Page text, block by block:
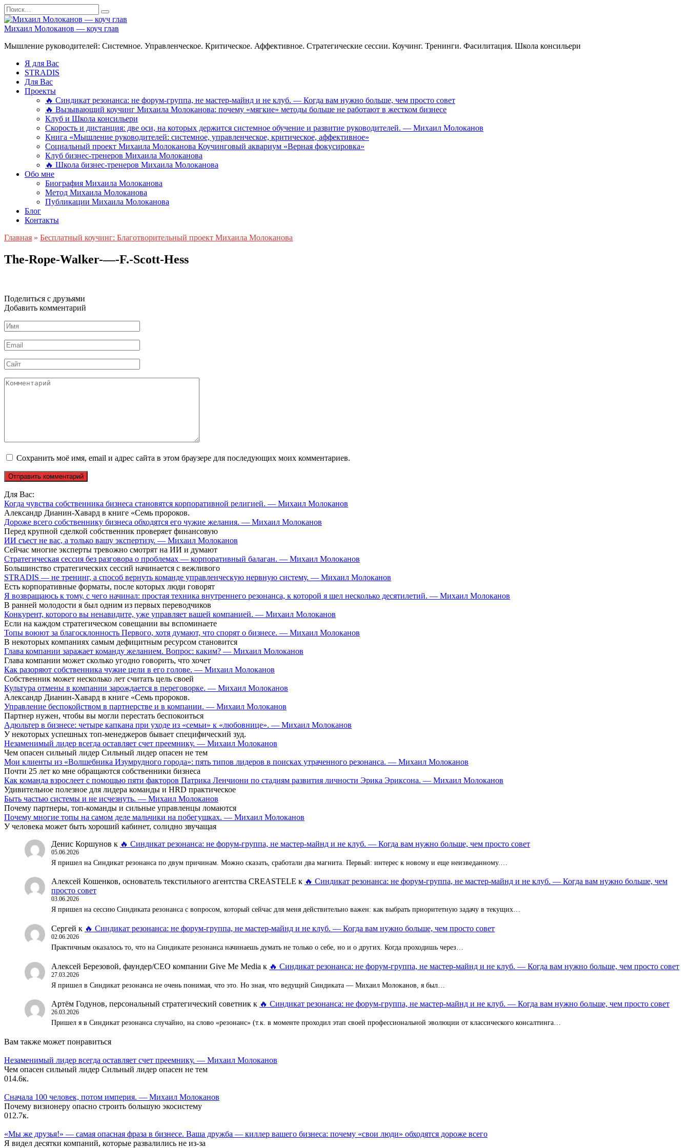
Перейти
к
содержанию
Search
for:
Михаил Молоканов — коуч глав
Мышление руководителей: Системное. Управленческое. Критическое. Аффективное. Стратегические сессии. Коучинг. Тренинги. Фасилитация. Школа консильери
Я для Вас
STRADIS
Для Вас
Проекты
🔥 Синдикат резонанса: не форум-группа, не мастер-майнд и не клуб. — Когда вам нужно больше, чем просто совет
🔥 Вызывающий коучинг Михаила Молоканова: почему «мягкие» методы больше не работают в жестком бизнесе
Клуб и Школа консильери
Скорость и дистанция: две оси, на которых держится системное обучение и развитие руководителей. — Михаил Молоканов
Книга «Мышление руководителей: системное, управленческое, критическое, аффективное»
Социальный проект Михаила Молоканова Коучинговый аквариум «Верная фокусировка»
Клуб бизнес-тренеров Михаила Молоканова
🔥 Школа бизнес-тренеров Михаила Молоканова
Обо мне
Биография Михаила Молоканова
Метод Михаила Молоканова
Публикации Михаила Молоканова
Блог
Контакты
Главная » Бесплатный коучинг: Благотворительный проект Михаила Молоканова
The-Rope-Walker-—-F.-Scott-Hess
Поделиться с друзьями
Добавить комментарий
Имя
*
Email
*
Сайт
Комментарий
Сохранить моё имя, email и адрес сайта в этом браузере для последующих моих комментариев.
Для Вас:
Когда чувства собственника бизнеса становятся корпоративной религией. — Михаил Молоканов
Александр Дианин-Хавард в книге «Семь пророков.
Дороже всего собственнику бизнеса обходятся его чужие желания. — Михаил Молоканов
Перед крупной сделкой собственник проверяет финансовую
ИИ съест не вас, а только вашу экспертизу. — Михаил Молоканов
Сейчас многие эксперты тревожно смотрят на ИИ и думают
Стратегическая сессия без разговора о проблемах — корпоративный балаган. — Михаил Молоканов
Большинство стратегических сессий начинается с вежливого
STRADIS — не тренинг, а способ вернуть команде управленческую нервную систему. — Михаил Молоканов
Есть корпоративные форматы, после которых люди говорят
Я возвращаюсь к тому, с чего начинал: простая техника внутреннего резонанса, к которой я шел несколько десятилетий. — Михаил Молоканов
В ранней молодости я был одним из первых переводчиков
Конкурент, которого вы ненавидите, уже управляет вашей компанией. — Михаил Молоканов
Если на каждом стратегическом совещании вы вспоминаете
Топы воюют за благосклонность Первого, хотя думают, что спорят о бизнесе. — Михаил Молоканов
В некоторых компаниях самым дефицитным ресурсом становится
Глава компании заражает команду желанием. Вопрос: каким? — Михаил Молоканов
Глава компании может сколько угодно говорить, что хочет
Как разоряют собственника чужие цели в его голове. — Михаил Молоканов
Собственник может несколько лет считать цель своей
Культура отмены в компании зарождается в переговорке. — Михаил Молоканов
Александр Дианин-Хавард в книге «Семь пророков.
Управление беспокойством в партнерстве и в компании. — Михаил Молоканов
Партнер нужен, чтобы вы могли перестать беспокоиться
Адюльтер в бизнесе: четыре капкана при уходе из «семьи» к «любовнице». — Михаил Молоканов
У некоторых успешных топ-менеджеров бывает специфический зуд.
Незаменимый лидер всегда оставляет счет преемнику. — Михаил Молоканов
Чем опасен сильный лидер Сильный лидер опасен не тем
Мои клиенты из «Волшебника Изумрудного города»: пять типов лидеров в поисках утраченного резонанса. — Михаил Молоканов
Почти 25 лет ко мне обращаются собственники бизнеса
Как команда взрослеет с помощью пяти факторов Патрика Ленчиони по стадиям развития личности Эрика Эриксона. — Михаил Молоканов
Удивительное полезное для лидера команды и HRD практическое
Быть частью системы и не исчезнуть. — Михаил Молоканов
Почему партнеры, топ-команды и сильные управленцы ломаются
Почему многие топы на самом деле мальчики на побегушках. — Михаил Молоканов
У человека может быть хороший кабинет, солидно звучащая
Денис Коршунов к 🔥 Синдикат резонанса: не форум-группа, не мастер-майнд и не клуб. — Когда вам нужно больше, чем просто совет
05.06.2026
Я пришел на Синдикат резонанса по двум причинам. Можно сказать, сработали два магнита. Первый: интерес к новому и еще неизведанному.…
Алексей Кошенков, основатель текстильного агентства CREASTELE к 🔥 Синдикат резонанса: не форум-группа, не мастер-майнд и не клуб. — Когда вам нужно больше, чем
просто совет
03.06.2026
Я пришел на сессию Синдиката резонанса с вопросом, который сейчас для меня действительно важен: как выбрать приоритетную задачу в текущих…
Сергей к 🔥 Синдикат резонанса: не форум-группа, не мастер-майнд и не клуб. — Когда вам нужно больше, чем просто совет
02.06.2026
Практичным оказалось то, что на Синдикате резонанса начинаешь думать не только о себе, но и о других. Когда проходишь через…
Алексей Березовой, фаундер/СЕО компании Give Me Media к 🔥 Синдикат резонанса: не форум-группа, не мастер-майнд и не клуб. — Когда вам нужно больше, чем просто совет
27.03.2026
Я пришел в Синдикат резонанса не очень понимая, что это. Но зная, что ведущий Синдиката — Михаил Молоканов, я был…
Артём Годунов, персональный стратегический советник к 🔥 Синдикат резонанса: не форум-группа, не мастер-майнд и не клуб. — Когда вам нужно больше, чем просто совет
26.03.2026
Пришел я в Синдикат резонанса случайно, на слово «резонанс» (т.к. в моменте проходил этап своей профессиональной эволюции от классического консалтинга…
Вам также может понравиться
Незаменимый лидер всегда оставляет счет преемнику. — Михаил Молоканов
Чем опасен сильный лидер Сильный лидер опасен не тем
014.6к.
Сначала 100 человек, потом империя. — Михаил Молоканов
Почему визионеру опасно строить большую экосистему
012.7к.
«Мы же друзья!» — самая опасная фраза в бизнесе. Ваша дружба — киллер вашего бизнеса: почему «свои люди» обходятся дороже всего
Я видел десятки компаний, которые развалились не из-за